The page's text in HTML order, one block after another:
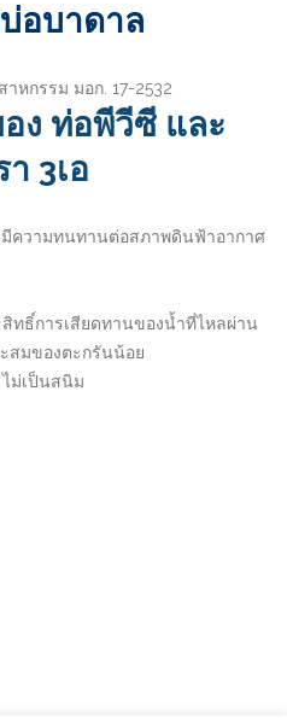
อบาดาล
กรรม มอก. 17-2532
ง ท่อพีวีซี และ
3เอ
ความทนทานต่อสภาพดินฟ้าอากาศ
ทธิ์การเสียดทานของน้ำที่ไหลผ่าน
สมของตะกรันน้อย
ม่เป็นสนิม